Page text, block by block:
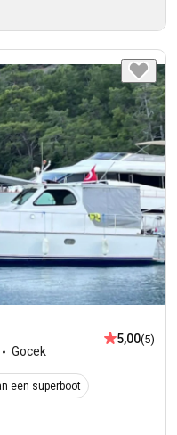
Gocek
5,00(5)
een superboot